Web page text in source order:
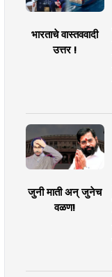
भारताचे वास्तववादी
उत्तर !
जुनी माती अन् जुनेच
वळण!